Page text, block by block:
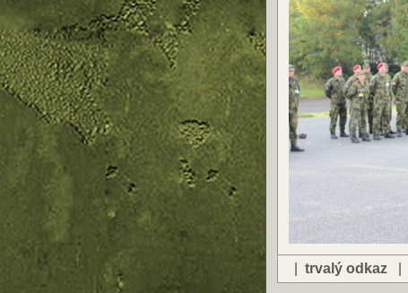
trvalý odkaz